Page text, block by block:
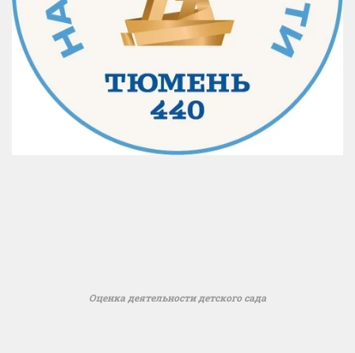
Оценка деятельности детского сада